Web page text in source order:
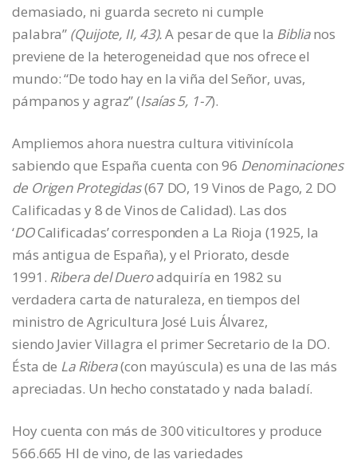
demasiado, ni guarda secreto ni cumple
palabra” (Quijote, II, 43).A pesar de que la Biblianos
previene de la heterogeneidad que nos ofrece el
mundo: “De todo hay en la viña del Señor, uvas,
pámpanos y agraz” (Isaías5, 1-7).
Ampliemos ahora nuestra cultura vitivinícola
sabiendo que España cuenta con 96 Denominaciones
de Origen Protegidas(67 DO, 19 Vinos de Pago, 2 DO
Calificadas y 8 de Vinos de Calidad). Las dos
‘DOCalificadas’ corresponden a La Rioja (1925, la
más antigua de España), y el Priorato, desde
1991. Ribera del Dueroadquiría en 1982 su
verdadera carta de naturaleza, en tiempos del
ministro de Agricultura José Luis Álvarez,
siendo Javier Villagra el primer Secretario de la DO.
Ésta de La Ribera(con mayúscula) es una de las más
apreciadas. Un hecho constatado y nada baladí.
Hoy cuenta con más de 300 viticultores y produce
566.665 Hl de vino, de las variedades